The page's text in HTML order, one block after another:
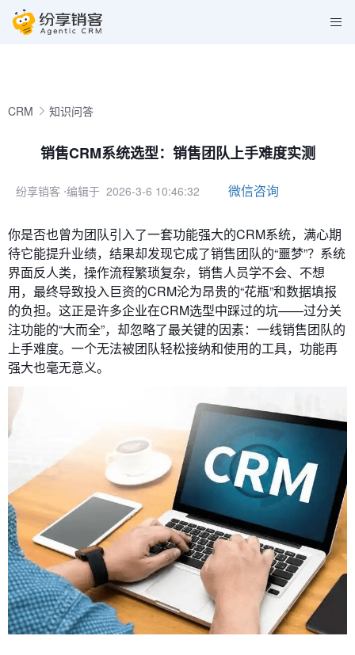
CRM 知识问答
销售CRM系统选型：销售团队上手难度实测
纷享销客 ⋅编辑于 2026-3-6 10:46:32 微信咨询
你是否也曾为团队引入了一套功能强大的CRM系统，满心期
待它能提升业绩，结果却发现它成了销售团队的“噩梦”？系统
界面反人类，操作流程繁琐复杂，销售人员学不会、不想
用，最终导致投入巨资的CRM沦为昂贵的“花瓶”和数据填报
的负担。这正是许多企业在CRM选型中踩过的坑——过分关
注功能的“大而全”，却忽略了最关键的因素：一线销售团队的
上手难度。一个无法被团队轻松接纳和使用的工具，功能再
强大也毫无意义。